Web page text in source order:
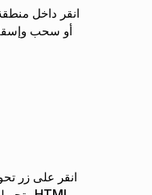
انقر داخل
انقر على زر